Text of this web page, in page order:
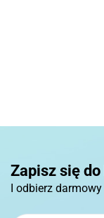
Zapisz się
I odbierz